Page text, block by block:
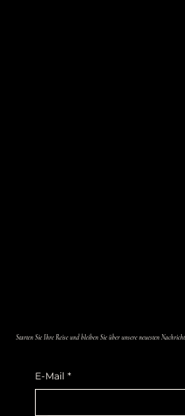
Starten Sie Ihre Reise und bleiben Sie über unsere neuesten
E-Mail *